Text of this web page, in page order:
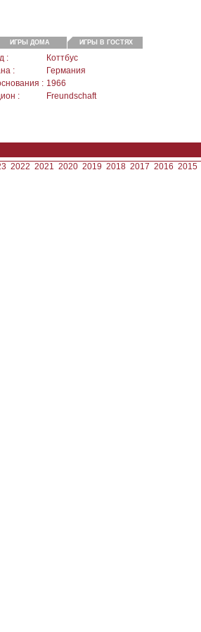
ИГРЫ ДОМА ИГРЫ В ГОСТЯХ
:
Коттбус
:
Германия
: 1966
:
Freundschaft
2022 2021 2020 2019 2018 2017 2016 2015